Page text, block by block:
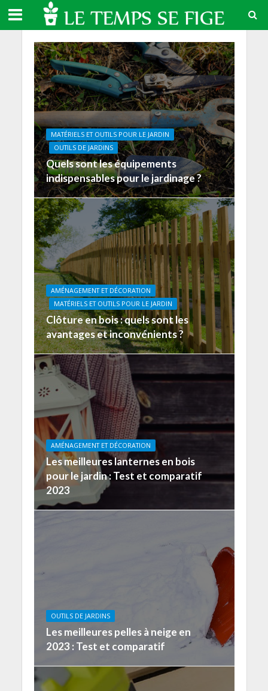
MATÉRIELS ET OUTILS POUR LE JARDIN
OUTILS DE JARDINS
Quels sont les équipements
indispensables pour le jardinage ?
AMÉNAGEMENT ET DÉCORATION
MATÉRIELS ET OUTILS POUR LE JARDIN
Clôture en bois : quels sont les
avantages et inconvénients ?
AMÉNAGEMENT ET DÉCORATION
Les meilleures lanternes en bois
pour le jardin : Test et comparatif
2023
OUTILS DE JARDINS
Les meilleures pelles à neige en
2023 : Test et comparatif